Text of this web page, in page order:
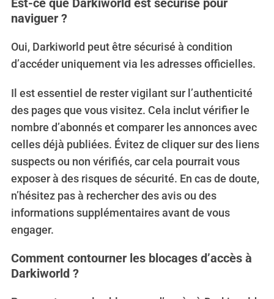
naviguer ?
Oui, Darkiworld peut être sécurisé à condition
d’accéder uniquement via les adresses officielles.
Il est essentiel de rester vigilant sur l’authenticité
des pages que vous visitez. Cela inclut vérifier le
nombre d’abonnés et comparer les annonces avec
celles déjà publiées. Évitez de cliquer sur des liens
suspects ou non vérifiés, car cela pourrait vous
exposer à des risques de sécurité. En cas de doute,
n’hésitez pas à rechercher des avis ou des
informations supplémentaires avant de vous
engager.
Comment contourner les blocages d’accès à
Darkiworld ?